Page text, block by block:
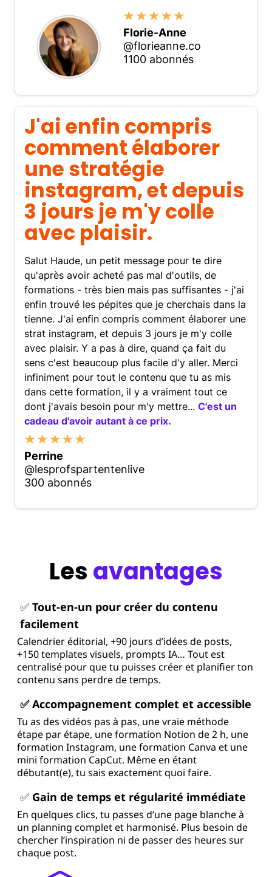
Florie-Anne
@florieanne.co
1100 abonnés
J'ai enfin compris
comment élaborer
une stratégie
instagram, et depuis
3 jours je m'y colle
avec plaisir.
Salut Haude, un petit message pour te dire
qu'après avoir acheté pas mal d'outils, de
formations - très bien mais pas suffisantes - j'ai
enfin trouvé les pépites que je cherchais dans la
tienne. J'ai enfin compris comment élaborer une
strat instagram, et depuis 3 jours je m'y colle
avec plaisir. Y a pas à dire, quand ça fait du
sens c'est beaucoup plus facile d'y aller. Merci
infiniment pour tout le contenu que tu as mis
dans cette formation, il y a vraiment tout ce
dont j'avais besoin pour m'y mettre... C'est un
cadeau d'avoir autant à ce prix.
Perrine
@lesprofspartentenlive
300 abonnés
Les avantages
✅ Tout-en-un pour créer du contenu
facilement
Calendrier éditorial, +90 jours d’idées de posts,
+150 templates visuels, prompts IA… Tout est
centralisé pour que tu puisses créer et planifier ton
contenu sans perdre de temps.
✅ Accompagnement complet et accessible
Tu as des vidéos pas à pas, une vraie méthode
étape par étape, une formation Notion de 2 h, une
formation Instagram, une formation Canva et une
mini formation CapCut. Même en étant
débutant(e), tu sais exactement quoi faire.
✅ Gain de temps et régularité immédiate
En quelques clics, tu passes d’une page blanche à
un planning complet et harmonisé. Plus besoin de
chercher l’inspiration ni de passer des heures sur
chaque post.